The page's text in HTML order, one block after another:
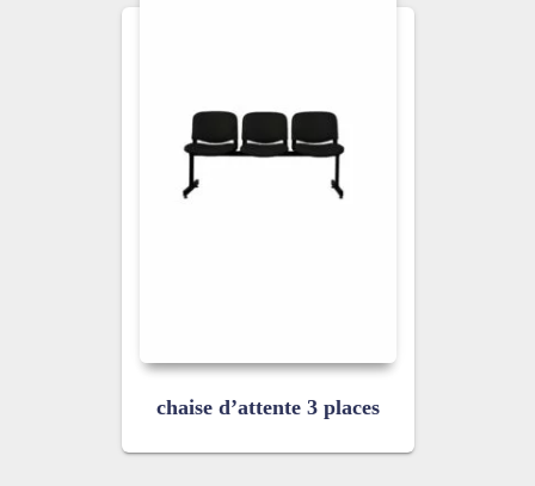
chaise d’attente 3 places